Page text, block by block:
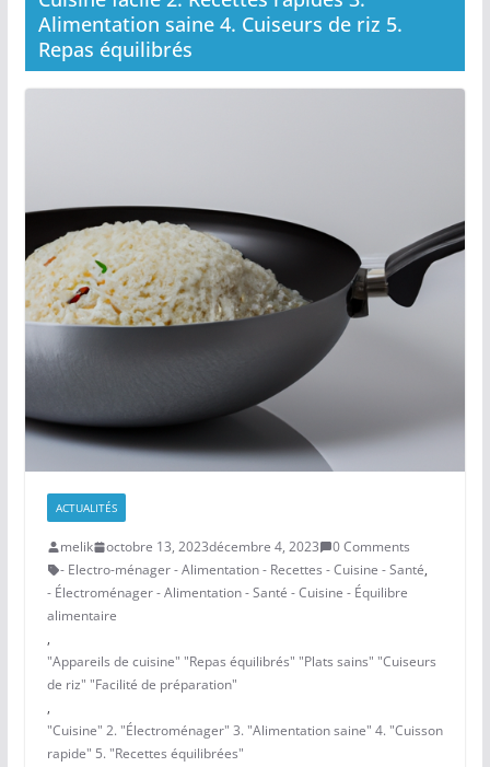
Alimentation saine 4. Cuiseurs de riz 5.
Repas équilibrés
ACTUALITÉS
melik octobre 13, 2023décembre 4, 2023
0 Comments
- Electro-ménager - Alimentation - Recettes - Cuisine - Santé,
- Électroménager - Alimentation - Santé - Cuisine - Équilibre
alimentaire
,
"Appareils de cuisine" "Repas équilibrés" "Plats sains" "Cuiseurs
de riz" "Facilité de préparation"
,
"Cuisine" 2. "Électroménager" 3. "Alimentation saine" 4. "Cuisson
rapide" 5. "Recettes équilibrées"